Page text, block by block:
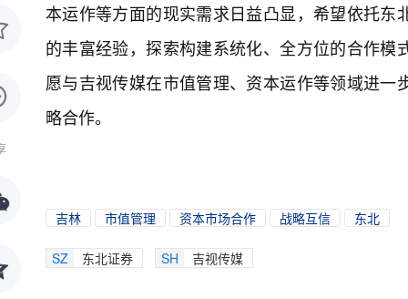
本运作等方面的现实需求日益凸显，希望依托
的丰富经验，探索构建系统化、全方位的合作
愿与吉视传媒在市值管理、资本运作等领域进
略合作。
吉林 市值管理 资本市场合作 战略互信 东北
SZ 东北证券 SH 吉视传媒